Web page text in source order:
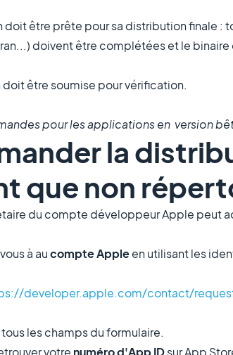
être prête pour sa distribution finale
doivent être complétées et le binaire
être soumise pour vérification.
pour les applications en version
la
que non
du compte développeur Apple peut
à aucompte Appleen utilisant les
developer.apple.com/contact/
les champs du formulaire.
votre numéro d'App IDsur App